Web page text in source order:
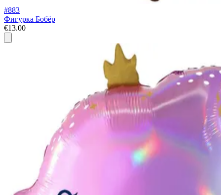
#883
Фигурка Бобёр
€13.00